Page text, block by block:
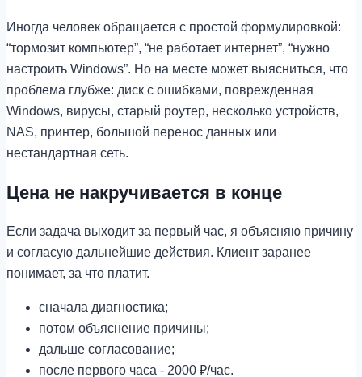
Иногда человек обращается с простой формулировкой:
“тормозит компьютер”, “не работает интернет”, “нужно
настроить Windows”. Но на месте может выясниться, что
проблема глубже: диск с ошибками, поврежденная
Windows, вирусы, старый роутер, несколько устройств,
NAS, принтер, большой перенос данных или
нестандартная сеть.
Цена не накручивается в конце
Если задача выходит за первый час, я объясняю причину
и согласую дальнейшие действия. Клиент заранее
понимает, за что платит.
сначала диагностика;
потом объяснение причины;
дальше согласование;
после первого часа - 2000 ₽/час.